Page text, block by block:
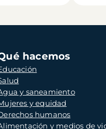
hacemos
y saneamiento
y equidad
humanos
y medios de